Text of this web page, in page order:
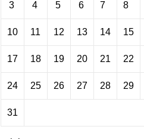
3 4 5 6 7 8
10 11 12 13 14 15
17 18 19 20 21 22
24 25 26 27 28 29
31